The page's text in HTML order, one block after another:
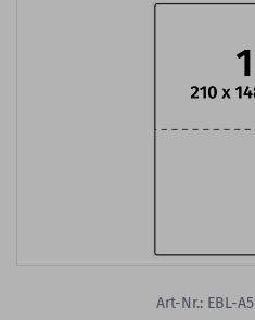
Art-Nr.: EBL-